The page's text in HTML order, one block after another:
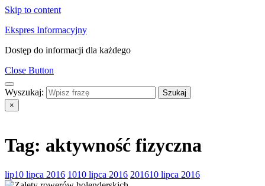
Skip to content
Ekspres Informacyjny
Dostęp do informacji dla każdego
Close Button
Wyszukaj:
×
Tag: aktywność fizyczna
lip10 lipca 2016 1010 lipca 2016 201610 lipca 2016